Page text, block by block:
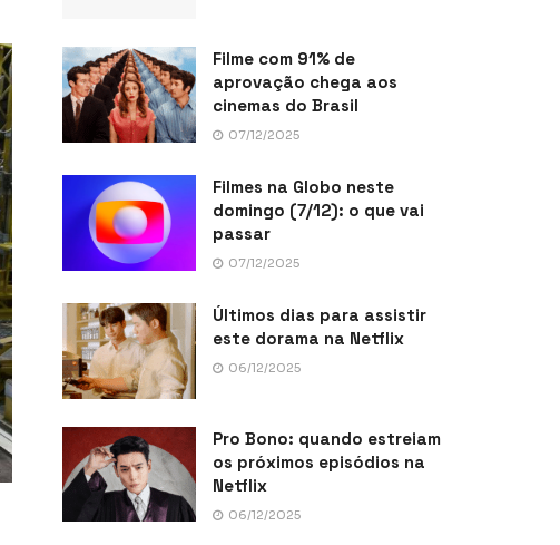
Filme com 91% de
aprovação chega aos
cinemas do Brasil
07/12/2025
Filmes na Globo neste
domingo (7/12): o que vai
passar
07/12/2025
Últimos dias para assistir
este dorama na Netflix
06/12/2025
Pro Bono: quando estreiam
os próximos episódios na
Netflix
06/12/2025